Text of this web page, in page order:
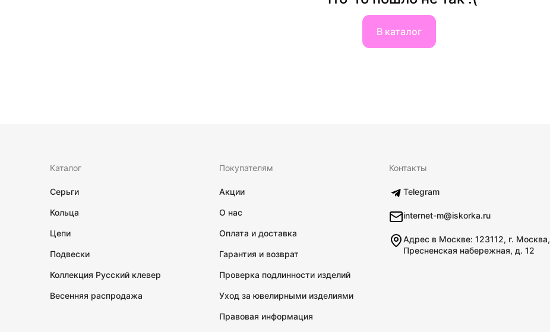
В каталог
Каталог
Серьги
Кольца
Цепи
Подвески
Коллекция Русский клевер
Весенняя распродажа
Покупателям
Акции
О нас
Оплата и доставка
Гарантия и возврат
Проверка подлинности изделий
Уход за ювелирными изделиями
Правовая информация
Контакты
Telegram
internet-m@iskorka.ru
Адрес в Москве: 123112, г. Москва,
Пресненская набережная, д. 12